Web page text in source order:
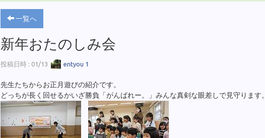
一覧へ
新年おたのしみ会
投稿日時 : 01/13 entyou 1
先生たちからお正月遊びの紹介です。
どっちが長く回せるかいざ勝負「がんばれー。」みんな真剣な眼差しで見守ります。